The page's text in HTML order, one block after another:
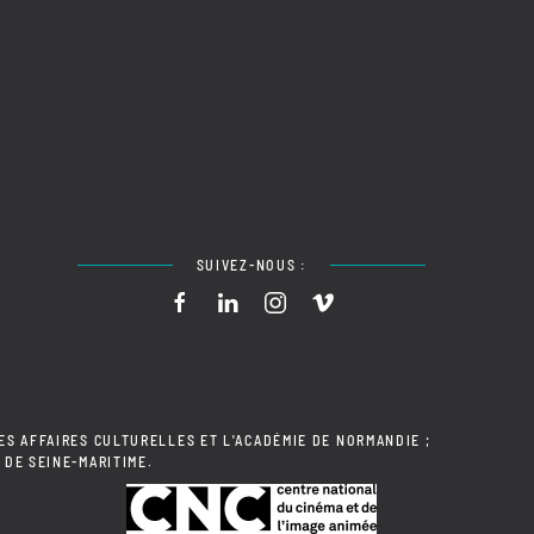
SUIVEZ-NOUS :
AFFAIRES CULTURELLES ET L'ACADÉMIE DE NORMANDIE ;
SEINE-MARITIME.